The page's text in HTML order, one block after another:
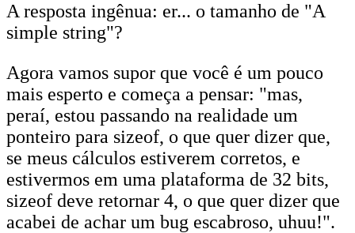
A resposta ingênua: er... o tamanho de "A
simple string"?
Agora vamos supor que você é um pouco
mais esperto e começa a pensar: "mas,
peraí, estou passando na realidade um
ponteiro para sizeof, o que quer dizer que,
se meus cálculos estiverem corretos, e
estivermos em uma plataforma de 32 bits,
sizeof deve retornar 4, o que quer dizer que
acabei de achar um bug escabroso, uhuu!".